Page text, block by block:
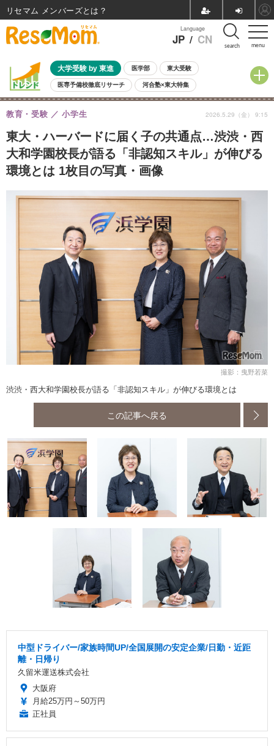
menu
Language
JP / CN search
大学受験 by 東進 医学部 東大受験
医専予備校徹底リサーチ 河合塾×東大特集
親子で考える大学選び 高校受験 中学受験 小学校受験
共通テスト 夏休み
8月開催イベント・WS 全国公立高校 過去問 人気記事
自由研究教材（小学生向け） 自由研究教材（中学生向け） ランキング
東大・ハーバードに届く子の共通点…渋渋・西
大和学園校長が語る「非認知スキル」が伸びる
環境とは 1枚目の写真・画像
教育・受験 小学生 2026.5.29（金） 9:15
撮影：曳野若菜
渋渋・西大和学園校長が語る「非認知スキル」が伸びる環境とは
この記事へ戻る
中型ドライバー/家族時間UP/全国展開の安定企業/日勤・近距
離・日帰り
久留米運送株式会社
大阪府
月給25万円～50万円
正社員
リセマム メンバーズ